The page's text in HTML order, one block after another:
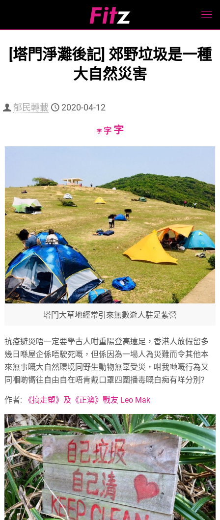
[塔門淨灘後記] 郊野垃圾是一種
大自然災害
郁民轉載 2020-04-12
字Decrease
字Reset
字Increase
塔門大草地經常引來無數遊人駐足紮營
抗疫避災唔一定要學古人咁重陽登高遠足，香港人放假留多
幾日喺屋企係唔駛死嘅，但係因為一場人為災難而令其他本
來無事嘅大自然環境同野生動物無辜受災，咁我哋嘅行為又
同嗰啲嚮往自由自在唔肯戴口罩四圍播毒嘅白痴有咩分別?
作者: 《搞走塑》及《正澳》戰友 Leo Mak